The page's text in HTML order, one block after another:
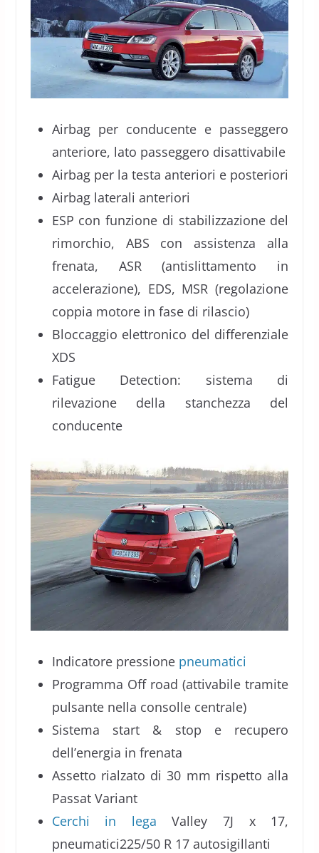
Airbag per conducente e passeggero
anteriore, lato passeggero disattivabile
Airbag per la testa anteriori e posteriori
Airbag laterali anteriori
ESP con funzione di stabilizzazione del
rimorchio, ABS con assistenza alla
frenata, ASR (antislittamento in
accelerazione), EDS, MSR (regolazione
coppia motore in fase di rilascio)
Bloccaggio elettronico del differenziale
XDS
Fatigue Detection: sistema di
rilevazione della stanchezza del
conducente
Indicatore pressione pneumatici
Programma Off road (attivabile tramite
pulsante nella consolle centrale)
Sistema start & stop e recupero
dell’energia in frenata
Assetto rialzato di 30 mm rispetto alla
Passat Variant
Cerchi in lega Valley 7J x 17,
pneumatici225/50 R 17 autosigillanti